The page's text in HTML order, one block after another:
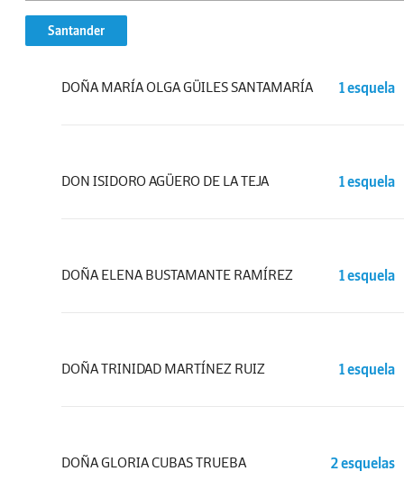
Santander
DOÑA MARÍA OLGA GÜILES SANTAMARÍA 1 esquela
DON ISIDORO AGÜERO DE LA TEJA 1 esquela
DOÑA ELENA BUSTAMANTE RAMÍREZ 1 esquela
DOÑA TRINIDAD MARTÍNEZ RUIZ 1 esquela
DOÑA GLORIA CUBAS TRUEBA 2 esquelas